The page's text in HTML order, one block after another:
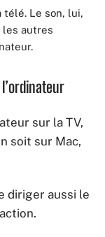
télé. Le son, lui,
les autres
sur la TV,
soit sur Mac,
diriger aussi le